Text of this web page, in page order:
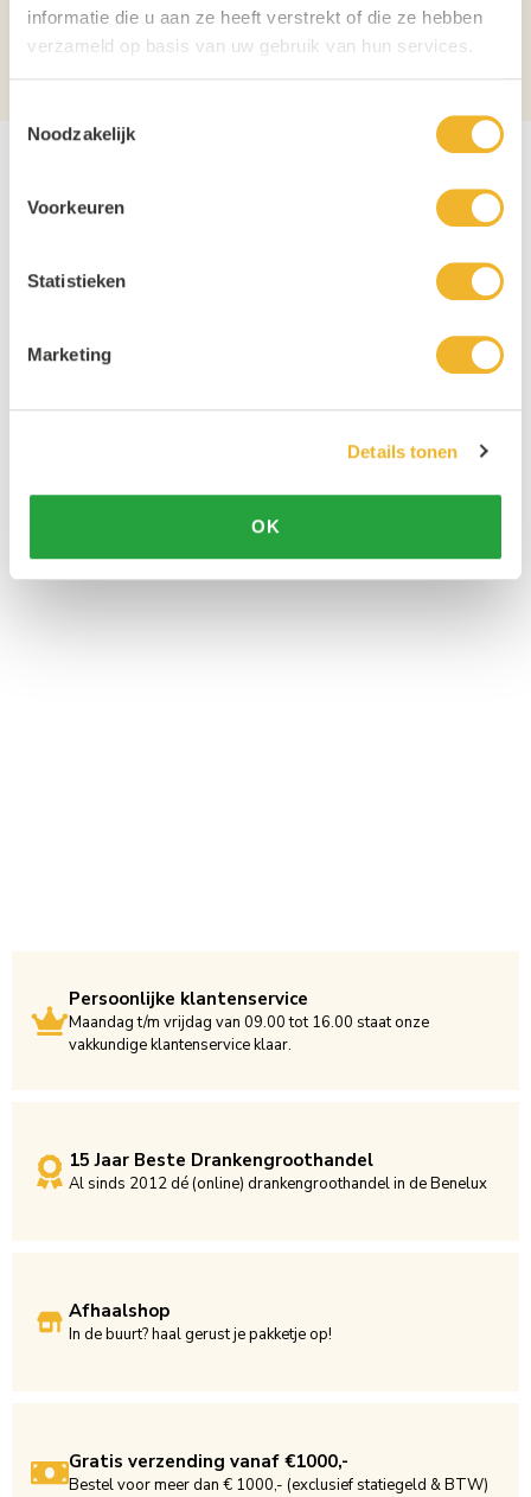
informatie die u aan ze heeft verstrekt of die ze hebben
verzameld op basis van uw gebruik van hun services.
Noodzakelijk
Voorkeuren
Statistieken
Marketing
Details tonen
OK
Verpakking Fles
Persoonlijke klantenservice
Maandag t/m vrijdag van 09.00 tot 16.00 staat onze
vakkundige klantenservice klaar.
15 Jaar Beste Drankengroothandel
Al sinds 2012 dé (online) drankengroothandel in de Benelux
Afhaalshop
In de buurt? haal gerust je pakketje op!
Gratis verzending vanaf €1000,-
Bestel voor meer dan € 1000,- (exclusief statiegeld & BTW)